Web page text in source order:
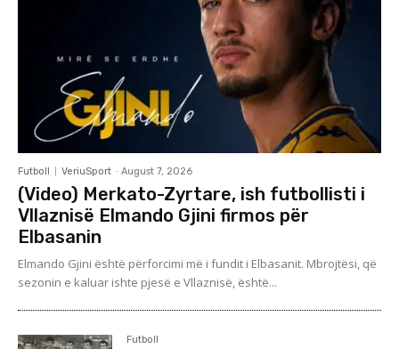
Futboll VeriuSport - August 7, 2026
(Video) Merkato-Zyrtare, ish futbollisti i
Vllaznisë Elmando Gjini firmos për
Elbasanin
Elmando Gjini është përforcimi më i fundit i Elbasanit. Mbrojtësi, që
sezonin e kaluar ishte pjesë e Vllaznisë, është...
Futboll